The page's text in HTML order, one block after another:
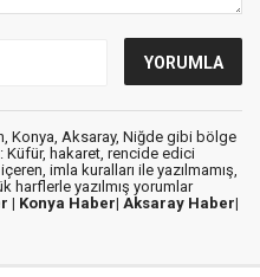
Konya, Aksaray, Niğde gibi bölge
Küfür, hakaret, rencide edici
imla kuralları ile yazılmamış,
harflerle yazılmış yorumlar
| Konya Haber| Aksaray Haber|